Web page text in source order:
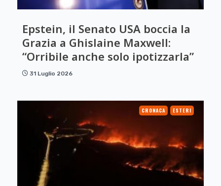
Epstein, il Senato USA boccia la
Grazia a Ghislaine Maxwell:
“Orribile anche solo ipotizzarla”
31 Luglio 2026
CRONACA ESTERI